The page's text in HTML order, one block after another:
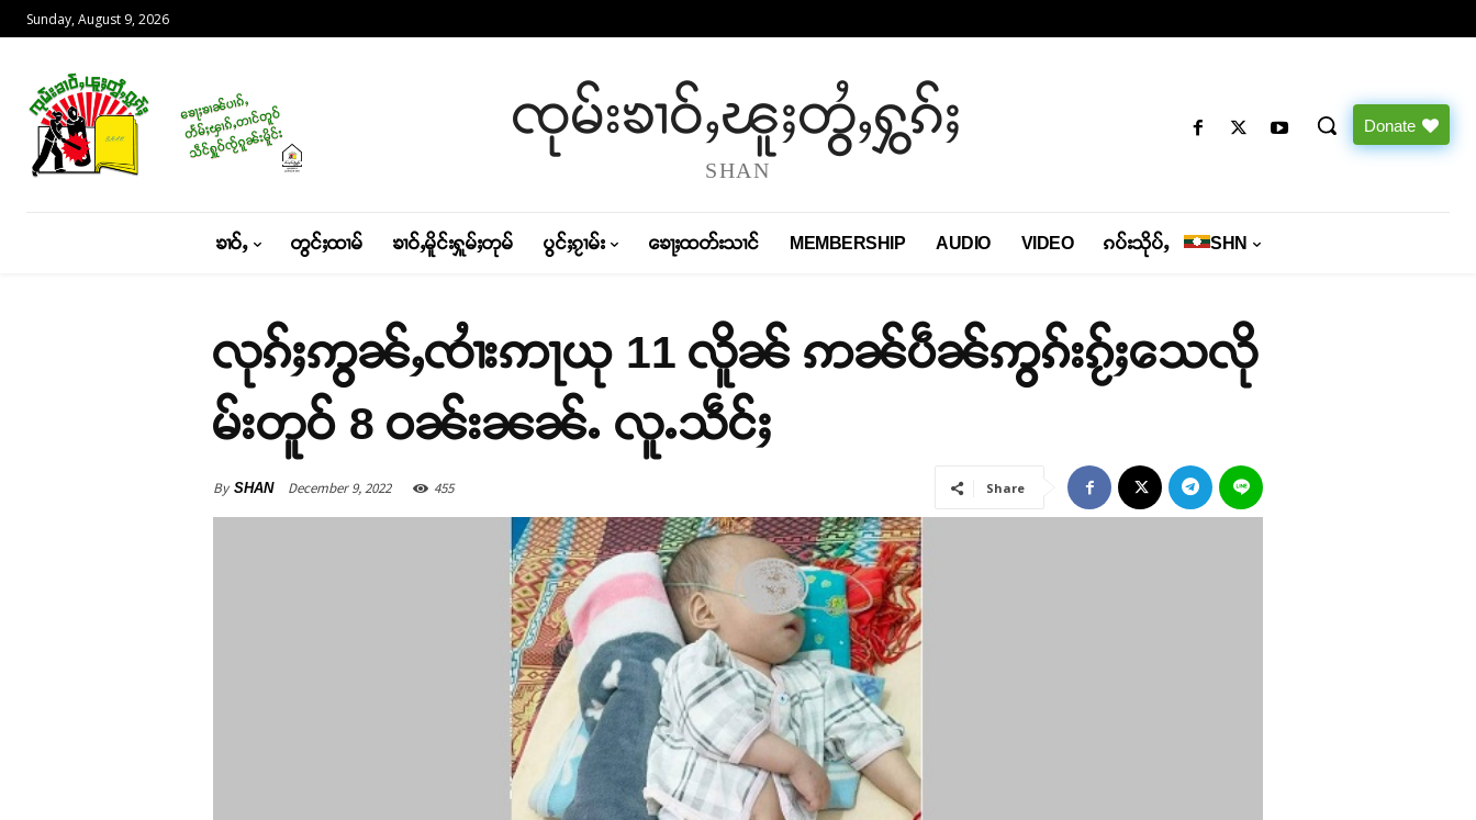
Sunday, August 9, 2026
ၸုမ်းၶၢဝ်ႇၽူႈတွႆႇႁွၵ်ႈ
SHAN
Donate
ၶၢဝ်ႇ တွင်ႈထၢမ် ၶၢဝ်ႇမိူင်းႁူမ်ႈတုမ် ပွင်ႈၵႂၢမ်း ၶေႃႈထတ်းသၢင် MEMBERSHIP AUDIO VIDEO ၵပ်းသိုပ်ႇ SHN
လုၵ်ႈဢွၼ်ႇၸၢႆးဢႃယု 11 လိူၼ် ဢၼ်ပဵၼ်ဢွၵ်းၵႂ်ႈသေလို
မ်းတူဝ် 8 ဝၼ်းၼၼ်ႉ လူႉသဵင်ႈ
By SHAN December 9, 2022 455 Share